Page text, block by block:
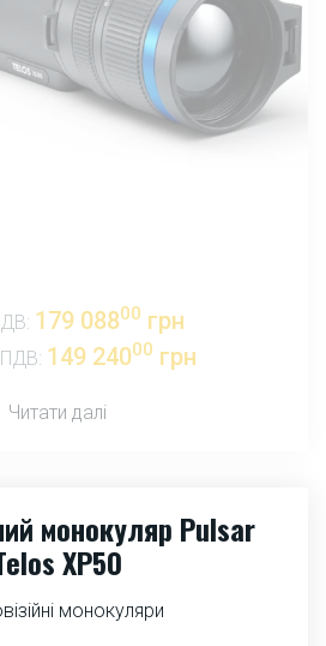
179 08800 грн
ПДВ: 149 24000 грн
Читати далі
монокуляр Pulsar
XP50
монокуляри